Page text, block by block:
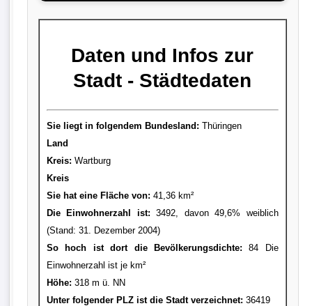
Daten und Infos zur
Stadt - Städtedaten
Sie liegt in folgendem Bundesland: Thüringen
Land
Kreis: Wartburg
Kreis
Sie hat eine Fläche von: 41,36 km²
Die Einwohnerzahl ist: 3492, davon 49,6% weiblich
(Stand: 31. Dezember 2004)
So hoch ist dort die Bevölkerungsdichte: 84 Die
Einwohnerzahl ist je km²
Höhe: 318 m ü. NN
Unter folgender PLZ ist die Stadt verzeichnet: 36419